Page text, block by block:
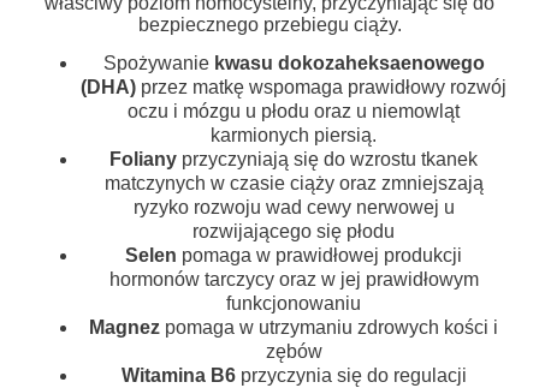
bezpiecznego przebiegu ciąży.
Spożywanie kwasu dokozaheksaenowego
(DHA) przez matkę wspomaga prawidłowy rozwój
oczu i mózgu u płodu oraz u niemowląt
karmionych piersią.
Foliany przyczyniają się do wzrostu tkanek
matczynych w czasie ciąży oraz zmniejszają
ryzyko rozwoju wad cewy nerwowej u
rozwijającego się płodu
Selen pomaga w prawidłowej produkcji
hormonów tarczycy oraz w jej prawidłowym
funkcjonowaniu
Magnez pomaga w utrzymaniu zdrowych kości i
zębów
Witamina B6przyczynia się do regulacji